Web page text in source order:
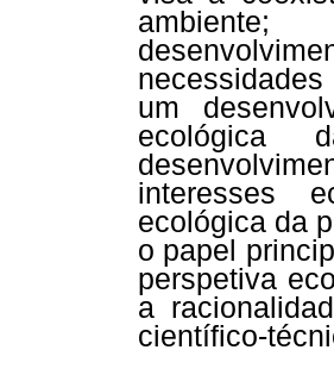
um
ecológica
interesses
ecológica da
o papel
perspetiva
a
científico-